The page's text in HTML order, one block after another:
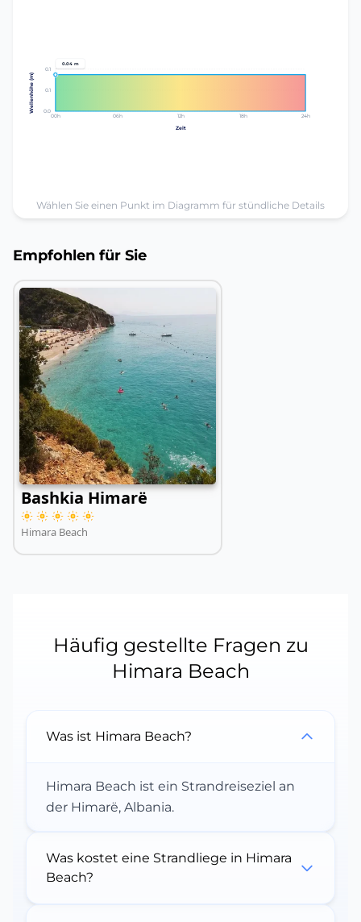
0.0
0.1
0.1
0.04 m
00h 06h 12h 18h 24h
Wellenhöhe (m)
Zeit
Wählen Sie einen Punkt im Diagramm für stündliche Details
Empfohlen für Sie
Bashkia Himarë
Himara Beach
Häufig gestellte Fragen zu
Himara Beach
Was ist Himara Beach?
Himara Beach ist ein Strandreiseziel an
der Himarë, Albania.
Was kostet eine Strandliege in Himara
Beach?